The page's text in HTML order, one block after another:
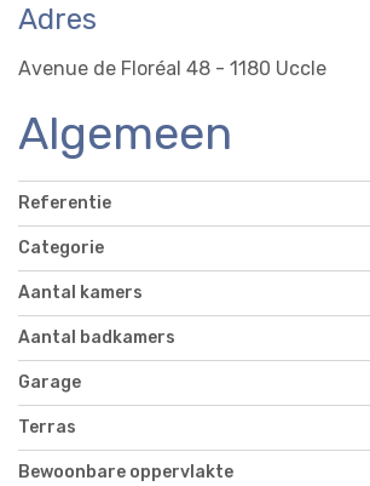
Adres
Avenue de Floréal 48 - 1180 Uccle
Algemeen
Referentie
Categorie
Aantal kamers
Aantal badkamers
Garage
Terras
Bewoonbare oppervlakte